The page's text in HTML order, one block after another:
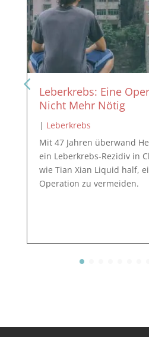
Leberkrebs: Eine
Nicht Mehr Nötig
| Leberkrebs
Mit 47 Jahren überwand
ein Leberkrebs-Rezidiv in
wie Tian Xian Liquid half,
Operation zu vermeiden.